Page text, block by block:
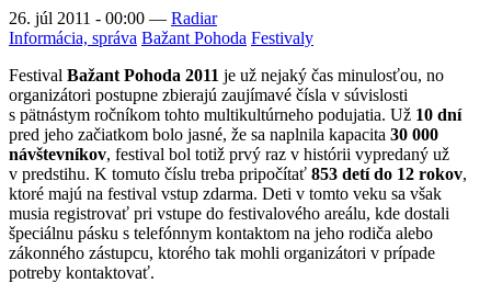
26. júl 2011 - 00:00 — Radiar
Informácia, správa Bažant Pohoda Festivaly
Festival Bažant Pohoda 2011 je už nejaký čas minulosťou, no
organizátori postupne zbierajú zaujímavé čísla v súvislosti
s pätnástym ročníkom tohto multikultúrneho podujatia. Už 10 dní
pred jeho začiatkom bolo jasné, že sa naplnila kapacita 30 000
návštevníkov, festival bol totiž prvý raz v histórii vypredaný už
v predstihu. K tomuto číslu treba pripočítať 853 detí do 12 rokov,
ktoré majú na festival vstup zdarma. Deti v tomto veku sa však
musia registrovať pri vstupe do festivalového areálu, kde dostali
špeciálnu pásku s telefónnym kontaktom na jeho rodiča alebo
zákonného zástupcu, ktorého tak mohli organizátori v prípade
potreby kontaktovať.